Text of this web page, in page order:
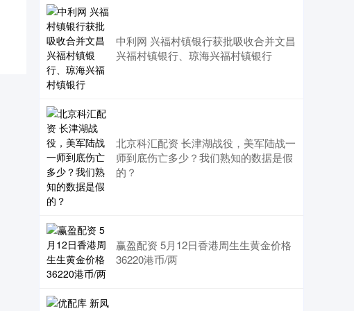
中利网 兴福村镇银行获批吸收合并文昌
兴福村镇银行、琼海兴福村镇银行
北京科汇配资 长津湖战役，美军陆战一
师到底伤亡多少？我们熟知的数据是假
的？
赢盈配资 5月12日香港周生生黄金价格
36220港币/两